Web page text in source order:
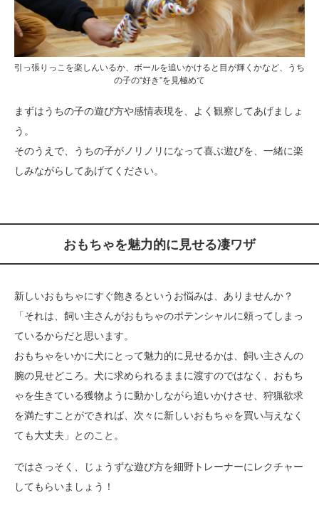
引っ張りっこを楽しんいるか、ボールを追いかけると目が輝くかなど、うち
の子の“好き”を見極めて
まずはうちの子の遊び方や感情表現を、よく観察してあげましょ
う。
そのうえで、うちの子がノリノリになって喜ぶ遊びを、一緒に楽
しみながらしてあげてください。
おもちゃを魅力的に見せる凄ワザ
新しいおもちゃにすぐ飽きるというお悩みは、ありませんか？
「それは、飼い主さんがおもちゃのポテンシャルに頼ってしまっ
ているからだと思います。
おもちゃをいかに犬にとって魅力的に見せるかは、飼い主さんの
腕の見せどころ。犬に求められるままに渡すのではなく、おもち
ゃを生きている獲物ように動かしながら追いかけさせ、狩猟欲求
を満たすことができれば、次々に新しいおもちゃを買い与えなく
ても大丈夫」とのこと。
ではさっそく、じょうずな遊び方を細野トレーナーにレクチャー
してもらいましょう！